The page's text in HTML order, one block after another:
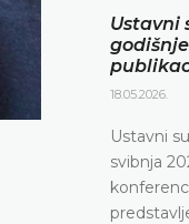
Ustavni
18.05.2026.
Ustavni
svibnja